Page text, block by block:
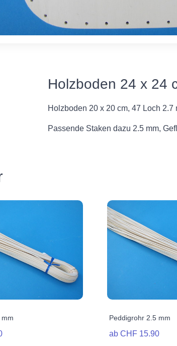
Holzboden 24 x 24
Holzboden 20 x 20 cm, 47 Loch 2.7
Passende Staken dazu 2.5 mm,
Peddigrohr 2.5 mm
ab CHF 15.90